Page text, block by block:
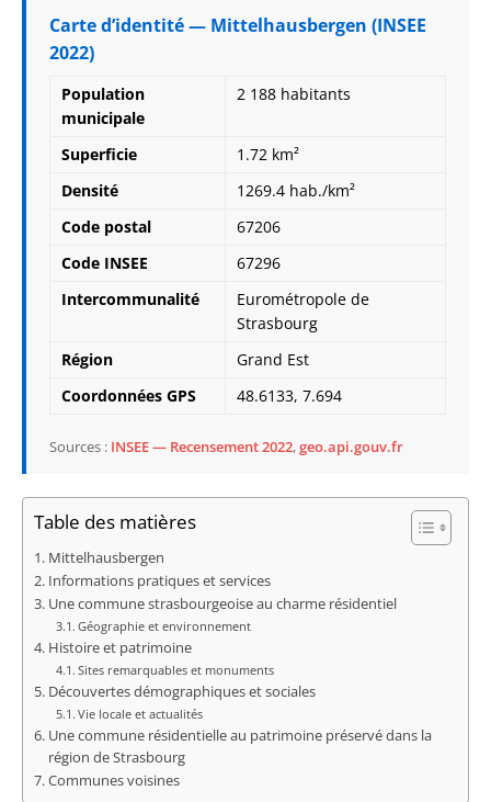
Carte d’identité — Mittelhausbergen (INSEE
2022)
Population
municipale
2 188 habitants
Superficie
1.72 km²
Densité
1269.4 hab./km²
Code postal
67206
Code INSEE
67296
Intercommunalité
Eurométropole de
Strasbourg
Région
Grand Est
Coordonnées GPS
48.6133, 7.694
Sources : INSEE — Recensement 2022,geo.api.gouv.fr
Table des matières
Mittelhausbergen
Informations pratiques et services
Une commune strasbourgeoise au charme résidentiel
Géographie et environnement
Histoire et patrimoine
Sites remarquables et monuments
Découvertes démographiques et sociales
Vie locale et actualités
Une commune résidentielle au patrimoine préservé dans la
région de Strasbourg
Communes voisines